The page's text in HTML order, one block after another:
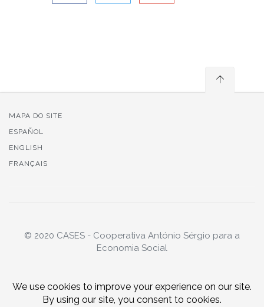
MAPA DO SITE
ESPAÑOL
ENGLISH
FRANÇAIS
© 2020 CASES - Cooperativa António Sérgio para a
Economia Social